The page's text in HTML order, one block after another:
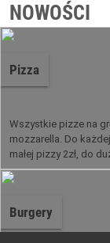
NOWOŚCI
Pizza
Wszystkie pizze na
mozzarella. Do
małej pizzy 2zł, do
Burgery